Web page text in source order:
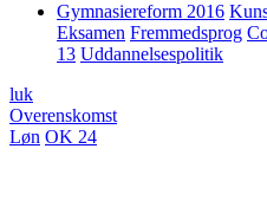
Gymnasiereform 2016
Eksamen Fremmedsprog
13 Uddannelsespolitik
luk
Overenskomst
Løn OK 24